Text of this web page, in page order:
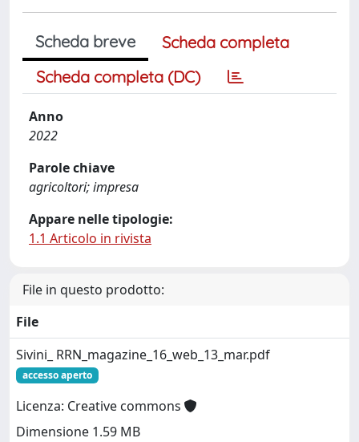
Scheda breve
Scheda completa
Scheda completa (DC)
Anno
2022
Parole chiave
agricoltori; impresa
Appare nelle tipologie:
1.1 Articolo in rivista
File in questo prodotto:
File
Sivini_ RRN_magazine_16_web_13_mar.pdf
accesso aperto
Licenza: Creative commons
Dimensione 1.59 MB